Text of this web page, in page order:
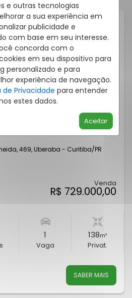
e outras tecnologias
a sua experiência em
publicidade e
com base em seu interesse.
concorda com o
em seu dispositivo para
personalizado e para
experiência de navegação.
de Privacidade para entender
estes dados.
Aceitar
3 QUARTOS UBERABA 138M²
469, Uberaba - Curitiba/PR
Venda
R$ 729.000,00
1
Vaga
138m²
Privat.
SABER MAIS